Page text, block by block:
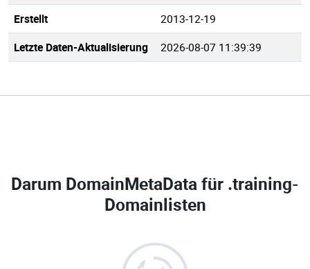
Erstellt
2013-12-19
Letzte Daten-Aktualisierung
2026-08-07 11:39:39
Darum DomainMetaData für .training-
Domainlisten